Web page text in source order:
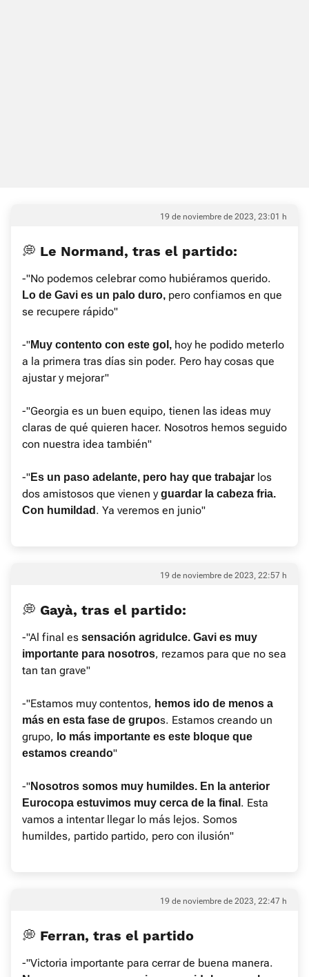
19 de noviembre de 2023, 23:01 h
💭 Le Normand, tras el partido:
-"No podemos celebrar como hubiéramos querido.
Lo de Gavi es un palo duro, pero confiamos en que
se recupere rápido"
-"Muy contento con este gol, hoy he podido meterlo
a la primera tras días sin poder. Pero hay cosas que
ajustar y mejorar"
-"Georgia es un buen equipo, tienen las ideas muy
claras de qué quieren hacer. Nosotros hemos seguido
con nuestra idea también"
-"Es un paso adelante, pero hay que trabajar los
dos amistosos que vienen yguardar la cabeza fria.
Con humildad . Ya veremos en junio"
19 de noviembre de 2023, 22:57 h
💭 Gayà, tras el partido:
-"Al final es sensación agridulce. Gavi es muy
importante para nosotros, rezamos para que no sea
tan tan grave"
-"Estamos muy contentos, hemos ido de menos a
más en esta fase de grupos. Estamos creando un
grupo, lo más importante es este bloque que
estamos creando"
-"Nosotros somos muy humildes. En la anterior
Eurocopa estuvimos muy cerca de la final . Esta
vamos a intentar llegar lo más lejos. Somos
humildes, partido partido, pero con ilusión"
19 de noviembre de 2023, 22:47 h
💭 Ferran, tras el partido
-"Victoria importante para cerrar de buena manera.